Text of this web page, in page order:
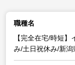
職種名
【完全在宅/時短
み/土日祝休み/新潟